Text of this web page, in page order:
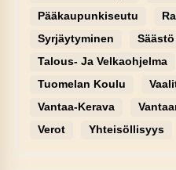
Pääkaupunkiseutu
Syrjäytyminen
Säästö
Talous- Ja Velkaohjelma
Tuomelan Koulu
Vantaa-Kerava
Verot
Yhteisöllisyys